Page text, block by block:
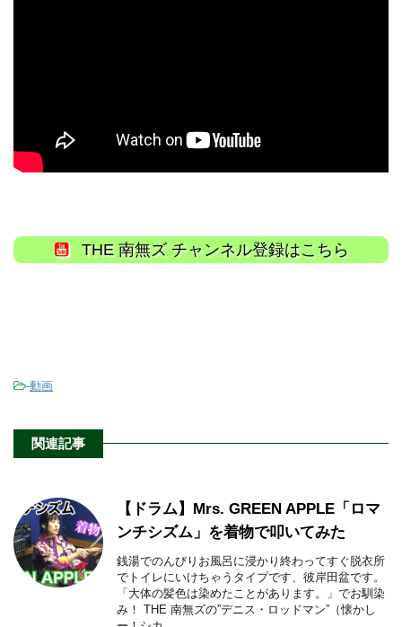
THE 南無ズ チャンネル登録はこちら
-動画
関連記事
【ドラム】Mrs. GREEN APPLE「ロマ
ンチシズム」を着物で叩いてみた
銭湯でのんびりお風呂に浸かり終わってすぐ脱衣所
でトイレにいけちゃうタイプです、彼岸田盆です。
「大体の髪色は染めたことがあります。」でお馴染
み！ THE 南無ズの”デニス・ロッドマン”（懐かし